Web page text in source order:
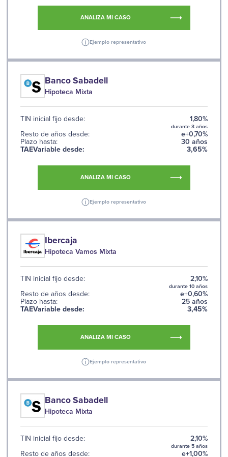
ANALIZA MI CASO
Ejemplo representativo
Banco Sabadell
Hipoteca Mixta
TIN inicial fijo desde: 1,80%
durante 3 años
Resto de años desde:
e+0,70%
Plazo hasta:
30 años
TAEVariable desde: 3,65%
ANALIZA MI CASO
Ejemplo representativo
Ibercaja
Hipoteca Vamos Mixta
TIN inicial fijo desde: 2,10%
durante 10 años
Resto de años desde:
e+0,60%
Plazo hasta:
25 años
TAEVariable desde: 3,45%
ANALIZA MI CASO
Ejemplo representativo
Banco Sabadell
Hipoteca Mixta
TIN inicial fijo desde: 2,10%
durante 5 años
Resto de años desde:
e+1,00%